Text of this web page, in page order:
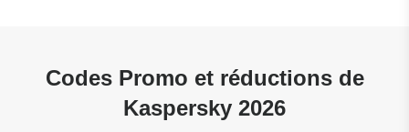
Codes Promo et réductions de
Kaspersky 2026